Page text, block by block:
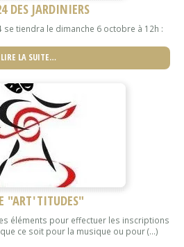
DES JARDINIERS
se tiendra le dimanche 6 octobre à 12h :
LIRE LA SUITE…
"ART'TITUDES"
éléments pour effectuer les inscriptions
ce soit pour la musique ou pour (...)